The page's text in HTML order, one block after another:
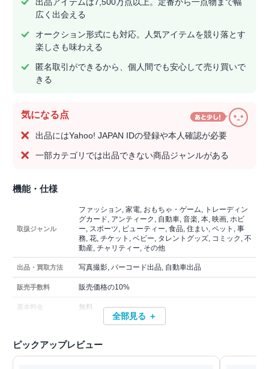
広く出会える
オークション形式にも対応。人気アイテムを競り落とす
楽しさも味わえる
匿名取引ができるから、個人間でも安心して売り買いで
きる
気になる点
出品にはYahoo! JAPAN IDの登録や本人確認が必要
一部カテゴリでは出品できない商品ジャンルがある
機能・仕様
取扱ジャンル
ファッション, 家電, おもちゃ・ゲーム, トレーディン
グカード, アンティーク, 自動車, 音楽, 本, 映画, ホビ
ー, スポーツ, ビューティー, 食品, 住まい, ペット, 事
務, 花, チケット, ベビー, タレントグッズ, コミック, 不
動産, チャリティー, その他
出品・買取方法 写真撮影, バーコード出品, 自動車出品
販売手数料 販売価格の10%
基本料金 無料
全部見る ＋
ピックアップレビュー